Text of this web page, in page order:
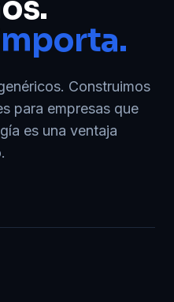
Construimos
para empresas que
es una ventaja